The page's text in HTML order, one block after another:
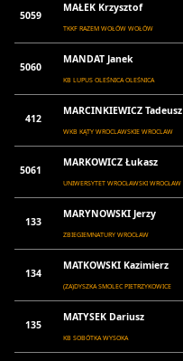
5059
MAŁEK Krzysztof
TKKF RAZEM WOŁÓW WOŁÓW
5060
MANDAT Janek
KB LUPUS OLEŚNICA OLEŚNICA
412
MARCINKIEWICZ Tadeusz
WKB KĄTY WROCLAWSKIE WROCLAW
5061
MARKOWICZ Łukasz
UNIWERSYTET WROCŁAWSKI WROCŁAW
133
MARYNOWSKI Jerzy
ZBIEGIEMNATURY WROCŁAW
134
MATKOWSKI Kazimierz
(ZA)DYSZKA SMOLEC PIETRZYKOWICE
135
MATYSEK Dariusz
KB SOBÓTKA WYSOKA